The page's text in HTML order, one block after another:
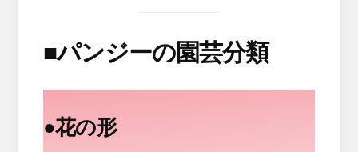
■パンジーの園芸分類
●花の形